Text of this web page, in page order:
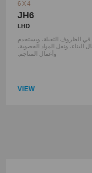
6X4
JH6
LHD
في الظروف الثقيلة، ويستخدم
ونقل المواد الحصوية،
وأعمال المناجم.
VIEW